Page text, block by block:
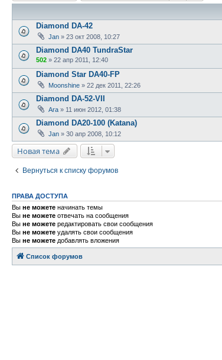
Diamond DA-42
Jan » 23 окт 2008, 10:27
Diamond DA40 TundraStar
502 » 22 апр 2011, 12:40
Diamond Star DA40-FP
Moonshine » 22 дек 2011, 22:26
Diamond DA-52-VII
Ara » 11 июн 2012, 01:38
Diamond DA20-100 (Katana)
Jan » 30 апр 2008, 10:12
Новая тема
Вернуться к списку форумов
ПРАВА ДОСТУПА
Вы не можете начинать темы
Вы не можете отвечать на сообщения
Вы не можете редактировать свои сообщения
Вы не можете удалять свои сообщения
Вы не можете добавлять вложения
Список форумов